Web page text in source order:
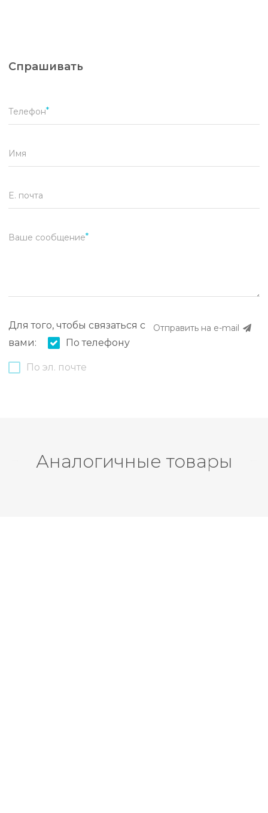
Спрашивать
Телефон
Имя
E. почта
Ваше сообщение
Отправить на e-mail
Для того, чтобы связаться с
вами:
По телефону
По эл. почте
Аналогичные товары